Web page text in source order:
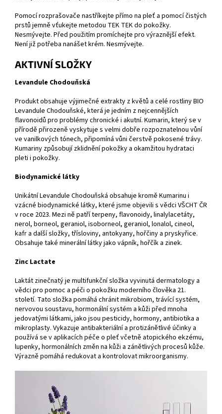
Pomocí rozprašovače nastříkejte přímo na pleť a pomocí čistých
prstů jemně vťukejte metodou TEK TEK do pokožky.
Nesmývejte. Před použitím promíchejte pro výraznější efekt.
Není již potřeba nanášet krém. Nesmývejte.
AKTIVNÍ SLOŽKY
Levandule Chodouňská
Produkt obsahuje výjimečné extrakty z květů a celé rostliny BIO
Levandule Chodouňské, která je jedním z nejcennějších
flavonoidů pro problémy chronické i akutní. Kumarin, který se v
přírodě přirozeně vyskytuje s velmi dobře rozpoznatelnou vůní
ve vanilkových tónech, připomíná vůni čerstvě pokosené trávy.
Kumariny způsobují zklidnění pokožky a okamžitou hydrataci
pleti i pokožky.
Biodynamické látky
Unikátní Levandule Chodouňská obsahuje kromě Kumarinu i
vzácné biodynamické látky, které jsme objevili s vědci VŠCHT ČR
v roce 2023. Mezi ně patří terpeny, flavonoidy, linalylacetáty,
nerol, borneol, geraniol, isoborneol, geraniol, lonalol, cineol,
kafr a další složky, třísloviny, antokyany, hořčiny a pryskyřice.
Obsahuje také minerální látky jako vápník, hořčík a zinek.
Zinc Lactate
Laktát zinečnatý je multifunkční složka vyvinutá dermatology a
vědci pro pomoc a péči o pokožku moderního člověka 21.
století. Tato složka pomáhá chránit mikrobiom, trávící systém,
nervovou soustavu, hormonální systém a kůži před mnoha
jedovatými látkami, jako jsou pesticidy, hormony, antibiotika a
mikroplasty. Vykazuje antibakteriální a protizánětlivé účinky a
používá se v aplikacích péče o pleť včetně atopického ekzému,
lupenky, hormonálních změn na kůži a zánětlivých procesů kůže.
Výrazně pomáhá redukovat a kontrolovat mikroorganismy.